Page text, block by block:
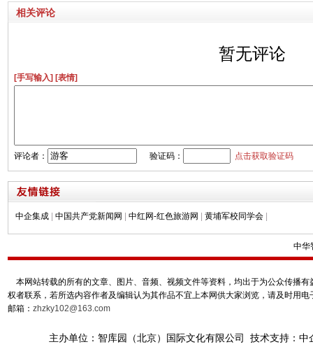
相关评论
暂无评论
[手写输入] [表情]
评论者： 验证码： 点击获取验证码
中企集成 中国共产党新闻网 中红网-红色旅游网 黄埔军校同学会
中华
本网站转载的所有的文章、图片、音频、视频文件等资料，均出于为公众传播
权者联系，若所选内容作者及编辑认为其作品不宜上本网供大家浏览，请及时用
邮箱： zhzky102@163.com
主办单位：智库园（北京）国际文化有限公司 技术支持：